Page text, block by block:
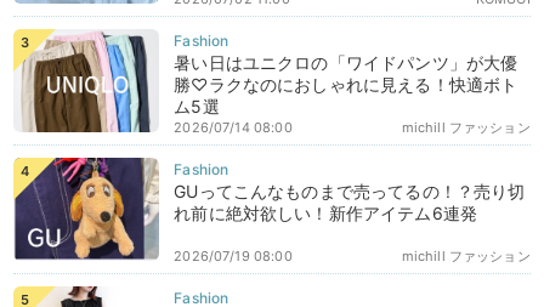
暑い日はユニクロの「ワイドパンツ」が大優
勝♡ラクなのにおしゃれに見える！快適ボト
ム5選
michill ファッション
2026/07/14 08:00
GUってこんなものまで売ってるの！？売り切
れ前に絶対欲しい！新作アイテム6連発
michill ファッション
2026/07/19 08:00